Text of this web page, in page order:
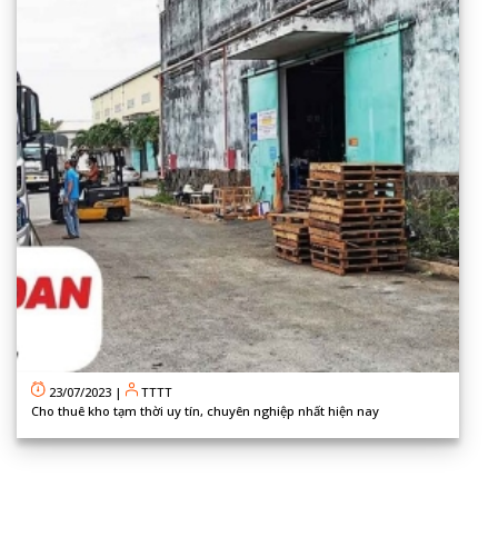
23/07/2023 |
TTTT
Cho thuê kho tạm thời uy tín, chuyên nghiệp nhất hiện nay